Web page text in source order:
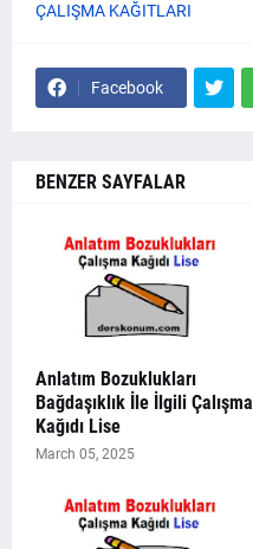
ÇALIŞMA KAĞITLARI
Facebook
BENZER SAYFALAR
Anlatım Bozuklukları
Bağdaşıklık İle İlgili Çalışma
Kağıdı Lise
March 05, 2025